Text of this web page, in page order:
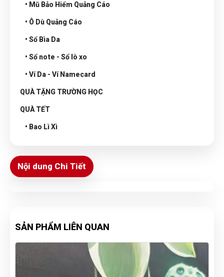
• Mũ Bảo Hiểm Quảng Cáo
• Ô Dù Quảng Cáo
• Sổ Bìa Da
• Sổ note - Sổ lò xo
• Ví Da - Ví Namecard
QUÀ TẶNG TRƯỜNG HỌC
QUÀ TẾT
• Bao Lì Xì
Nội dung Chi Tiết
SẢN PHẨM LIÊN QUAN